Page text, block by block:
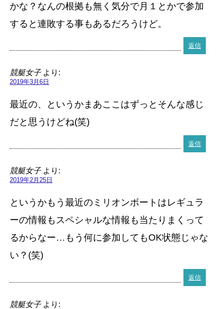
かな？なんの根拠も無く気分で月１とかで参加
すると連敗する事もあるだろうけど。
返信
競艇女子 より:
2019年3月6日
最近の、というかまあここはずっとそんな感じ
だと思うけどね(笑)
返信
競艇女子 より:
2019年2月25日
というかもう最近のミリオンボートはレギュラ
ーの情報もスペシャルな情報も当たりまくって
るからなー…もう何に参加してもOK状態じゃな
い？(笑)
返信
競艇女子 より: